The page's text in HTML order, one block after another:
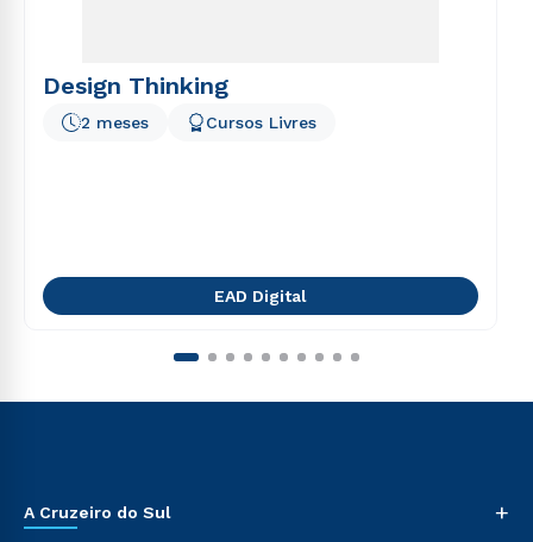
Design Thinking
2 meses Cursos Livres
EAD Digital
A Cruzeiro do Sul +